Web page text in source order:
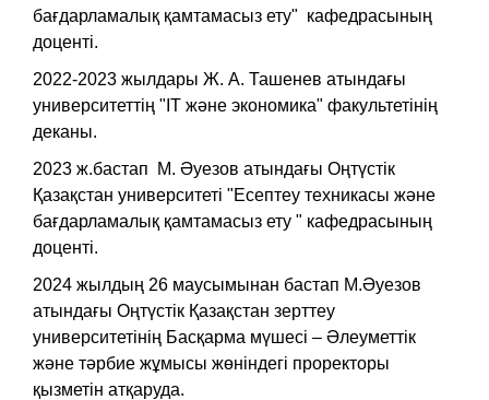
бағдарламалық қамтамасыз ету" кафедрасының
доценті.
2022-2023 жылдары Ж. А. Ташенев атындағы
университеттің "IT және экономика" факультетінің
деканы.
2023 ж.бастап М. Әуезов атындағы Оңтүстік
Қазақстан университеті "Есептеу техникасы және
бағдарламалық қамтамасыз ету " кафедрасының
доценті.
2024 жылдың 26 маусымынан бастап М.Әуезов
атындағы Оңтүстік Қазақстан зерттеу
университетінің Басқарма мүшесі – Әлеуметтік
және тәрбие жұмысы жөніндегі проректоры
қызметін атқаруда.